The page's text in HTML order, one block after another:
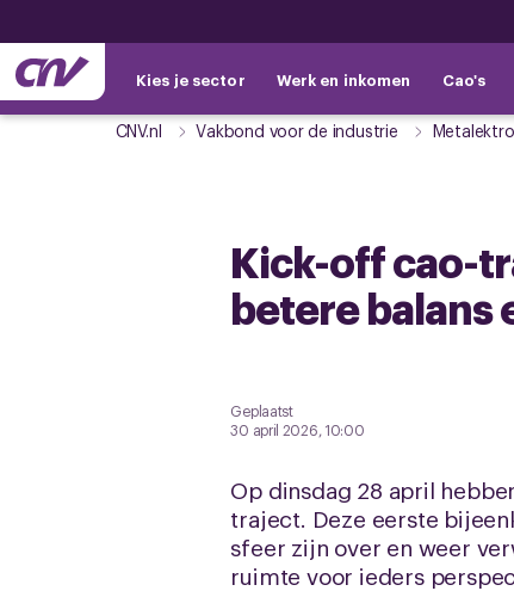
Kies je sector Werk en inkomen Cao's
CNV.nl Vakbond voor de industrie Metalektro
Kick-off cao-
betere balans
Geplaatst
30 april 2026, 10:00
Op dinsdag 28 april
traject. Deze eerste
sfeer zijn over en weer
ruimte voor ieders